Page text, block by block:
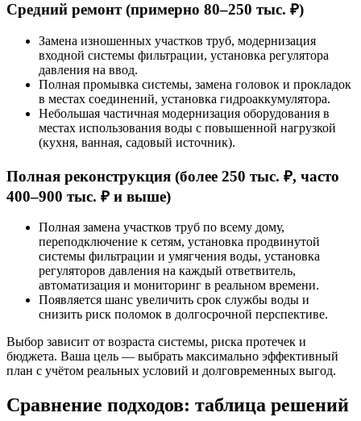
Средний ремонт (примерно 80–250 тыс. ₽)
Замена изношенных участков труб, модернизация
входной системы фильтрации, установка регулятора
давления на ввод.
Полная промывка системы, замена головок и прокладок
в местах соединений, установка гидроаккумулятора.
Небольшая частичная модернизация оборудования в
местах использования воды с повышенной нагрузкой
(кухня, ванная, садовый источник).
Полная реконструкция (более 250 тыс. ₽, часто
400–900 тыс. ₽ и выше)
Полная замена участков труб по всему дому,
переподключение к сетям, установка продвинутой
системы фильтрации и умягчения воды, установка
регуляторов давления на каждый ответвитель,
автоматизация и мониторинг в реальном времени.
Появляется шанс увеличить срок службы воды и
снизить риск поломок в долгосрочной перспективе.
Выбор зависит от возраста системы, риска протечек и
бюджета. Ваша цель — выбрать максимально эффективный
план с учётом реальных условий и долговременных выгод.
Сравнение подходов: таблица решений